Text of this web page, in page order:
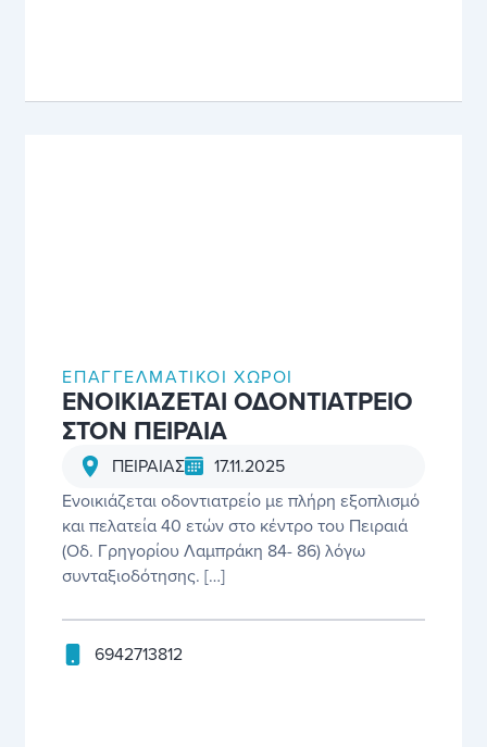
ΕΠΑΓΓΕΛΜΑΤΙΚΟΊ ΧΏΡΟΙ
ΕΝΟΙΚΙΑΖΕΤΑΙ ΟΔΟΝΤΙΑΤΡΕΙΟ
ΣΤΟΝ ΠΕΙΡΑΙΑ
ΠΕΙΡΑΙΑΣ
17.11.2025
Ενοικιάζεται οδοντιατρείο με πλήρη εξοπλισμό
και πελατεία 40 ετών στο κέντρο του Πειραιά
(Οδ. Γρηγορίου Λαμπράκη 84- 86) λόγω
συνταξιοδότησης. […]
6942713812